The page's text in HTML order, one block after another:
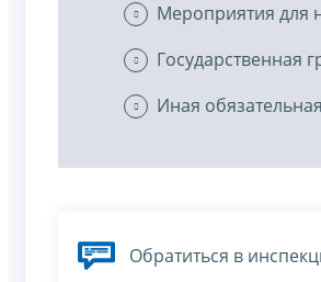
Мероприятия для
Государственная
Иная
Обратиться в